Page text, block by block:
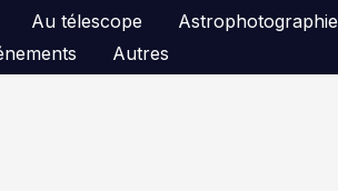
Au télescope Astrophotographie
Autres